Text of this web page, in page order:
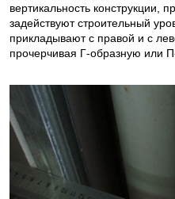
вертикальность конструкции,
задействуют строительный
прикладывают с правой и с
прочерчивая Г-образную или